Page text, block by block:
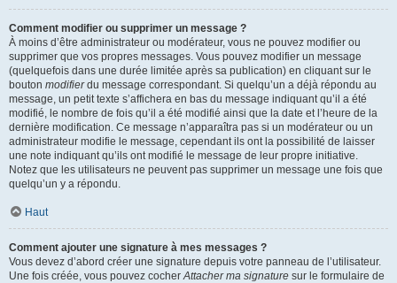
Comment modifier ou supprimer un message ?
À moins d’être administrateur ou modérateur, vous ne pouvez modifier ou
supprimer que vos propres messages. Vous pouvez modifier un message
(quelquefois dans une durée limitée après sa publication) en cliquant sur le
bouton modifierdu message correspondant. Si quelqu’un a déjà répondu au
message, un petit texte s’affichera en bas du message indiquant qu’il a été
modifié, le nombre de fois qu’il a été modifié ainsi que la date et l’heure de la
dernière modification. Ce message n’apparaîtra pas si un modérateur ou un
administrateur modifie le message, cependant ils ont la possibilité de laisser
une note indiquant qu’ils ont modifié le message de leur propre initiative.
Notez que les utilisateurs ne peuvent pas supprimer un message une fois que
quelqu’un y a répondu.
Haut
Comment ajouter une signature à mes messages ?
Vous devez d’abord créer une signature depuis votre panneau de l’utilisateur.
Une fois créée, vous pouvez cocherAttacher ma signature sur le formulaire de